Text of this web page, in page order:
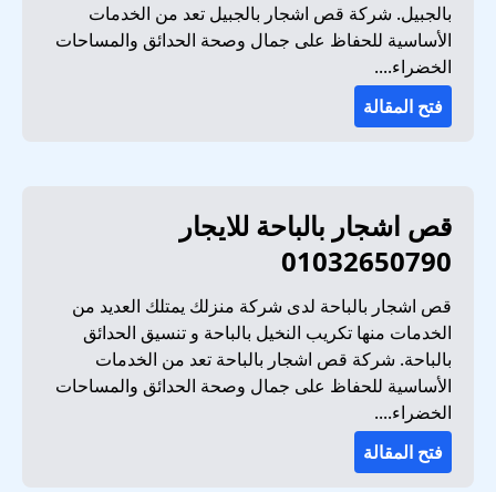
بالجبيل. شركة قص اشجار بالجبيل تعد من الخدمات
الأساسية للحفاظ على جمال وصحة الحدائق والمساحات
الخضراء....
فتح المقالة
قص اشجار بالباحة للايجار
01032650790
قص اشجار بالباحة لدى شركة منزلك يمتلك العديد من
الخدمات منها تكريب النخيل بالباحة و تنسيق الحدائق
بالباحة. شركة قص اشجار بالباحة تعد من الخدمات
الأساسية للحفاظ على جمال وصحة الحدائق والمساحات
الخضراء....
فتح المقالة